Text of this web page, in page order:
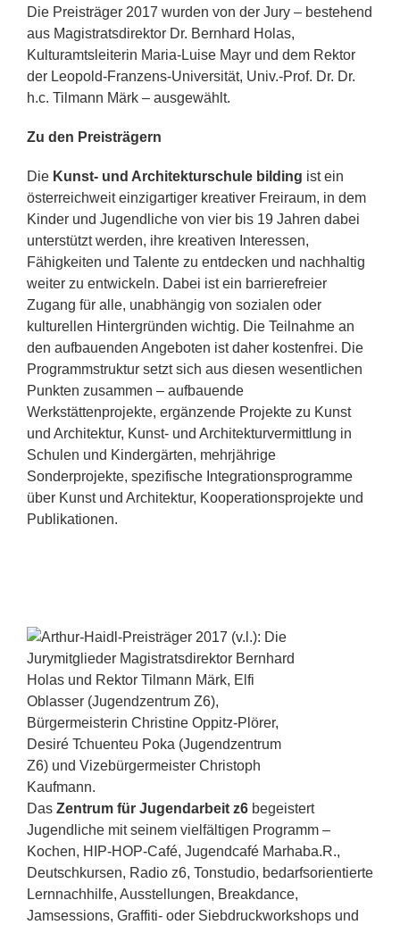
Die Preisträger 2017 wurden von der Jury – bestehend
aus Magistratsdirektor Dr. Bernhard Holas,
Kulturamtsleiterin Maria-Luise Mayr und dem Rektor
der Leopold-Franzens-Universität, Univ.-Prof. Dr. Dr.
h.c. Tilmann Märk – ausgewählt.
Zu den Preisträgern
Die Kunst- und Architekturschule bilding ist ein
österreichweit einzigartiger kreativer Freiraum, in dem
Kinder und Jugendliche von vier bis 19 Jahren dabei
unterstützt werden, ihre kreativen Interessen,
Fähigkeiten und Talente zu entdecken und nachhaltig
weiter zu entwickeln. Dabei ist ein barrierefreier
Zugang für alle, unabhängig von sozialen oder
kulturellen Hintergründen wichtig. Die Teilnahme an
den aufbauenden Angeboten ist daher kostenfrei. Die
Programmstruktur setzt sich aus diesen wesentlichen
Punkten zusammen – aufbauende
Werkstättenprojekte, ergänzende Projekte zu Kunst
und Architektur, Kunst- und Architekturvermittlung in
Schulen und Kindergärten, mehrjährige
Sonderprojekte, spezifische Integrationsprogramme
über Kunst und Architektur, Kooperationsprojekte und
Publikationen.
Das Zentrum für Jugendarbeit z6 begeistert
Jugendliche mit seinem vielfältigen Programm –
Kochen, HIP-HOP-Café, Jugendcafé Marhaba.R.,
Deutschkursen, Radio z6, Tonstudio, bedarfsorientierte
Lernnachhilfe, Ausstellungen, Breakdance,
Jamsessions, Graffiti- oder Siebdruckworkshops und